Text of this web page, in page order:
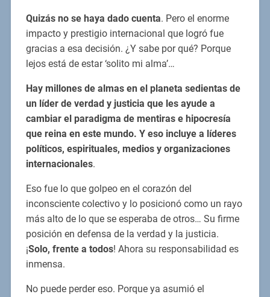
Quizás no se haya dado cuenta. Pero el enorme
impacto y prestigio internacional que logró fue
gracias a esa decisión. ¿Y sabe por qué? Porque
lejos está de estar ‘solito mi alma’…
Hay millones de almas en el planeta sedientas de
un líder de verdad y justicia que les ayude a
cambiar el paradigma de mentiras e hipocresía
que reina en este mundo. Y eso incluye a líderes
políticos, espirituales, medios y organizaciones
internacionales.
Eso fue lo que golpeo en el corazón del
inconsciente colectivo y lo posicionó como un rayo
más alto de lo que se esperaba de otros… Su firme
posición en defensa de la verdad y la justicia.
¡Solo, frente a todos! Ahora su responsabilidad es
inmensa.
No puede perder eso. Porque ya asumió el